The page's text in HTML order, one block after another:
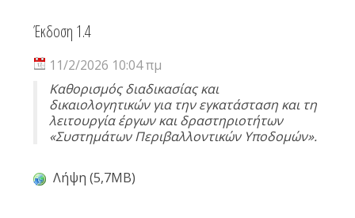
Έκδοση 1.4
11/2/2026 10:04 πμ
Καθορισμός διαδικασίας και
δικαιολογητικών για την εγκατάσταση και τη
λειτουργία έργων και δραστηριοτήτων
«Συστημάτων Περιβαλλοντικών Υποδομών».
Λήψη (5,7MB)